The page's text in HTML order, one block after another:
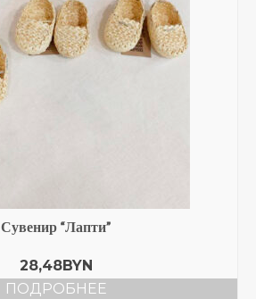
Сувенир “Лапти”
28,48BYN
ПОДРОБНЕЕ